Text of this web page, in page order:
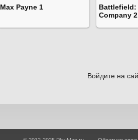
Max Payne 1
Battlefield:
Company 2
Войдите на